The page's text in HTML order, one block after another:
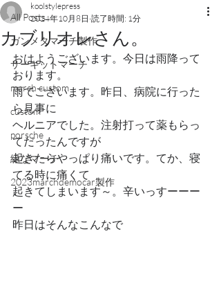
All Posts
ガンメタマーチ製作
サーキットマーチ
march custom
custom
porsche
緑なマーチ
2023marchdemocar製作
カブリオレさん。
koolstylepress
2024年10月8日 読了時間: 1分
おはようございます。今日は雨降って
おります。
雨でございます。昨日、病院に行った
ら見事に
ヘルニアでした。注射打って薬もらっ
てだったんですが
起きたらやっぱり痛いです。てか、寝
てる時に痛くて
起きてしまいます～。辛いっすーーー
ー
昨日はそんなこんなで